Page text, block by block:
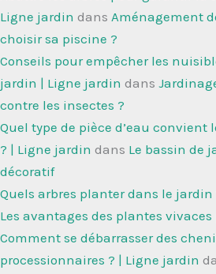
Ligne jardin dans Aménagement
choisir sa piscine ?
Conseils pour empêcher les
jardin | Ligne jardin dans
contre les insectes ?
Quel type de pièce d’eau
? | Ligne jardin dans Le bassin de
décoratif
Quels arbres planter dans le
Les avantages des plantes
Comment se débarrasser des
processionnaires ? | Ligne jardin